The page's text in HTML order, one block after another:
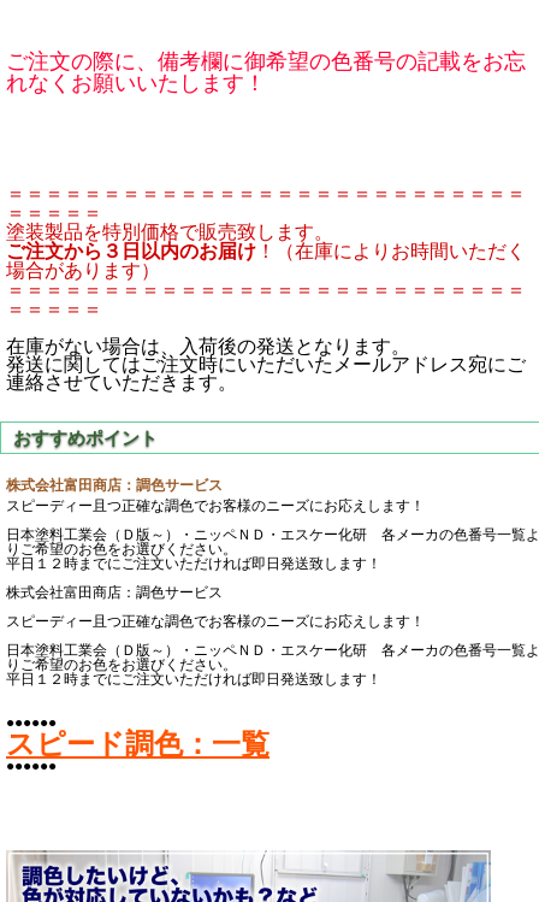
ご注文の際に、備考欄に御希望の色番号の記載をお忘
れなくお願いいたします！
＝＝＝＝＝＝＝＝＝＝＝＝＝＝＝＝＝＝＝＝＝＝＝＝＝＝＝
＝＝＝＝＝
塗装製品を特別価格で販売致します。
ご注文から３日以内のお届け ！（在庫によりお時間いただく
場合があります）
＝＝＝＝＝＝＝＝＝＝＝＝＝＝＝＝＝＝＝＝＝＝＝＝＝＝＝
＝＝＝＝＝
在庫がない場合は、入荷後の発送となります。
発送に関してはご注文時にいただいたメールアドレス宛にご
連絡させていただきます。
株式会社富田商店：調色サービス
スピーディー且つ正確な調色でお客様のニーズにお応えします！
日本塗料工業会（Ｄ版～）・ニッペＮＤ・エスケー化研 各メーカの色番号一覧よ
りご希望のお色をお選びください。
平日１２時までにご注文いただければ即日発送致します！
株式会社富田商店：調色サービス
スピーディー且つ正確な調色でお客様のニーズにお応えします！
日本塗料工業会（Ｄ版～）・ニッペＮＤ・エスケー化研 各メーカの色番号一覧よ
りご希望のお色をお選びください。
平日１２時までにご注文いただければ即日発送致します！
●●●●●●
スピード調色：一覧
●●●●●●